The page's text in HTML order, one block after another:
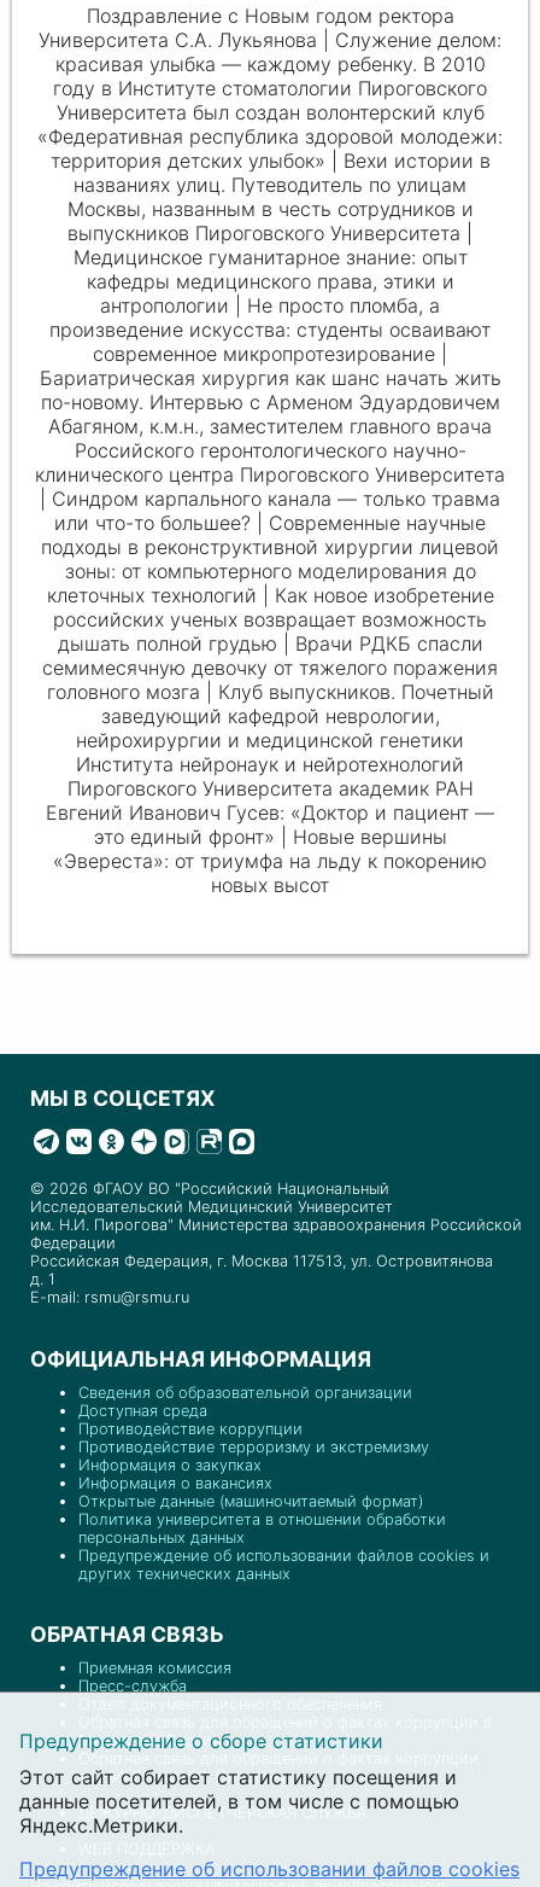
Поздравление с Новым годом ректора
Университета С.А. Лукьянова | Служение делом:
красивая улыбка — каждому ребенку. В 2010
году в Институте стоматологии Пироговского
Университета был создан волонтерский клуб
«Федеративная республика здоровой молодежи:
территория детских улыбок» | Вехи истории в
названиях улиц. Путеводитель по улицам
Москвы, названным в честь сотрудников и
выпускников Пироговского Университета |
Медицинское гуманитарное знание: опыт
кафедры медицинского права, этики и
антропологии | Не просто пломба, а
произведение искусства: студенты осваивают
современное микропротезирование |
Бариатрическая хирургия как шанс начать жить
по-новому. Интервью с Арменом Эдуардовичем
Абагяном, к.м.н., заместителем главного врача
Российского геронтологического научно-
клинического центра Пироговского Университета
| Синдром карпального канала — только травма
или что-то большее? | Современные научные
подходы в реконструктивной хирургии лицевой
зоны: от компьютерного моделирования до
клеточных технологий | Как новое изобретение
российских ученых возвращает возможность
дышать полной грудью | Врачи РДКБ спасли
семимесячную девочку от тяжелого поражения
головного мозга | Клуб выпускников. Почетный
заведующий кафедрой неврологии,
нейрохирургии и медицинской генетики
Института нейронаук и нейротехнологий
Пироговского Университета академик РАН
Евгений Иванович Гусев: «Доктор и пациент —
это единый фронт» | Новые вершины
«Эвереста»: от триумфа на льду к покорению
новых высот
МЫ В СОЦСЕТЯХ
© 2026 ФГАОУ ВО "Российский Национальный
Исследовательский Медицинский Университет
им. Н.И. Пирогова" Министерства здравоохранения Российской
Федерации
Российская Федерация, г. Москва 117513, ул. Островитянова
д. 1
E-mail: rsmu@rsmu.ru
ОФИЦИАЛЬНАЯ ИНФОРМАЦИЯ
Сведения об образовательной организации
Доступная среда
Противодействие коррупции
Противодействие терроризму и экстремизму
Информация о закупках
Информация о вакансиях
Открытые данные (машиночитаемый формат)
Политика университета в отношении обработки
персональных данных
Предупреждение об использовании файлов cookies и
других технических данных
ОБРАТНАЯ СВЯЗЬ
Приемная комиссия
Пресс-служба
Минздраве России
Обратная связь для обращений о фактах коррупции
в РНИМУ им. Н.И. Пирогова
ДЕЖУРНО-ДИСПЕТЧЕРСКАЯ СЛУЖБА
Предупреждение о сборе статистики
Этот сайт собирает статистику посещения и
данные посетителей, в том числе с помощью
Яндекс.Метрики.
Предупреждение об использовании файлов cookies